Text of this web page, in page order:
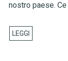
nostro paese. Ce